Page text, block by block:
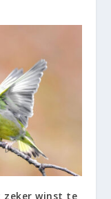
zeker winst te